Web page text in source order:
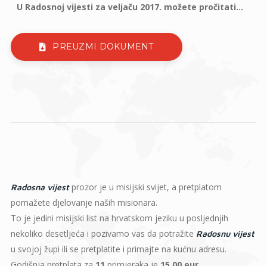
U Radosnoj vijesti za veljaču 2017. možete pročitati...
PREUZMI DOKUMENT
Radosna vijestprozor je u misijski svijet, a pretplatom
pomažete djelovanje naših misionara.
To je jedini misijski list na hrvatskom jeziku u posljednjih
nekoliko desetljeća i pozivamo vas da potražite Radosnu vijest
u svojoj župi ili se pretplatite i primajte na kućnu adresu.